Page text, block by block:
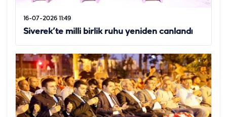
16-07-2026 11:49
Siverek’te milli birlik ruhu yeniden canlandı